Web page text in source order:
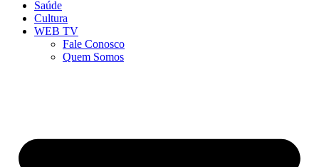
Saúde
Cultura
WEB TV
Fale Conosco
Quem Somos